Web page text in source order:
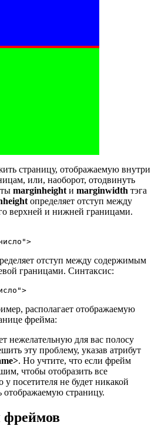
страницу, отображаемую внутри
или, наоборот, отодвинуть
marginheight и marginwidth тэга
определяет отступ между
верхней и нижней границами.
отступ между содержимым
границами. Синтаксис:
располагает отображаемую
фрейма:
нежелательную для вас полосу
эту проблему, указав атрибут
. Но учтите, что если фрейм
чтобы отобразить все
посетителя не будет никакой
отображаемую страницу.
фреймов